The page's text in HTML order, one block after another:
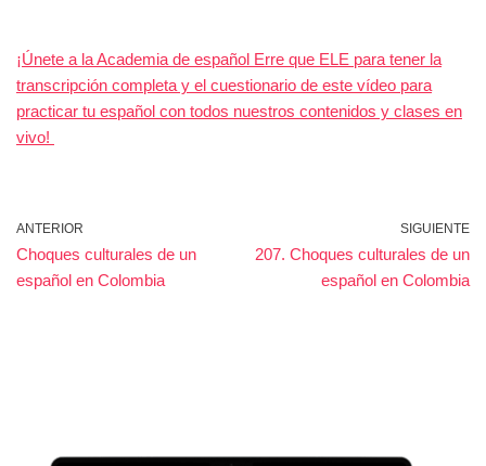
¡Únete a la Academia de español Erre que ELE para tener la
transcripción completa y el cuestionario de este vídeo para
practicar tu español con todos nuestros contenidos y clases en
vivo!
ANTERIOR
Choques culturales de un
español en Colombia
SIGUIENTE
207. Choques culturales de un
español en Colombia